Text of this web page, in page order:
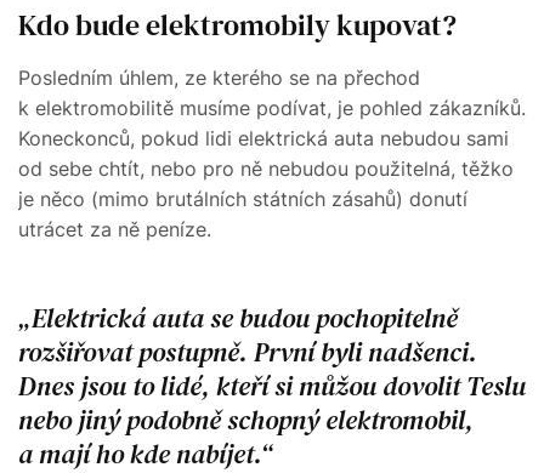
Kdo bude elektromobily kupovat?
Posledním úhlem, ze kterého se na přechod
k elektromobilitě musíme podívat, je pohled zákazníků.
Koneckonců, pokud lidi elektrická auta nebudou sami
od sebe chtít, nebo pro ně nebudou použitelná, těžko
je něco (mimo brutálních státních zásahů) donutí
utrácet za ně peníze.
Elektrická auta se budou pochopitelně
rozšiřovat postupně. První byli nadšenci.
Dnes jsou to lidé, kteří si můžou dovolit Teslu
nebo jiný podobně schopný elektromobil,
a mají ho kde nabíjet.